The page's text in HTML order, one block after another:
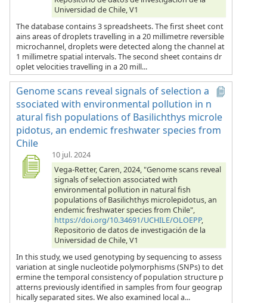
Universidad de Chile, V1
The database contains 3 spreadsheets. The first sheet cont
ains areas of droplets travelling in a 20 millimetre reversible
microchannel, droplets were detected along the channel at
1 millimetre spatial intervals. The second sheet contains dr
oplet velocities travelling in a 20 mill...
Genome scans reveal signals of selection a
ssociated with environmental pollution in n
atural fish populations of Basilichthys microle
pidotus, an endemic freshwater species from
Chile
10 jul. 2024
Vega-Retter, Caren, 2024, "Genome scans reveal
signals of selection associated with
environmental pollution in natural fish
populations of Basilichthys microlepidotus, an
endemic freshwater species from Chile",
https://doi.org/10.34691/UCHILE/OLOEPP,
Repositorio de datos de investigación de la
Universidad de Chile, V1
In this study, we used genotyping by sequencing to assess
variation at single nucleotide polymorphisms (SNPs) to det
ermine the temporal consistency of population structure p
atterns previously identified in samples from four geograp
hically separated sites. We also examined local a...